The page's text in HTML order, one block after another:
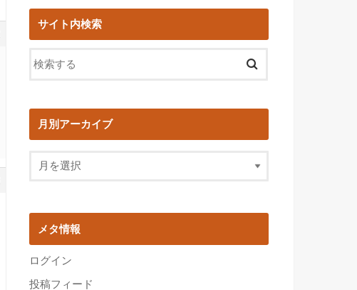
サイト内検索
月別アーカイブ
メタ情報
ログイン
投稿フィード